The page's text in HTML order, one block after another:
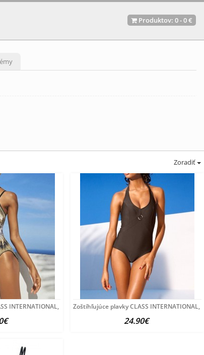
Produktov: 0-0 €
Zoradiť
INTERNATIONAL, sivá E-cupZoštíhľujúce plavky CLASS INTERNATIONAL,
24.90€